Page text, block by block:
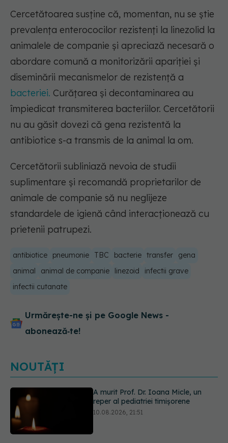
Cercetătoarea susține că, momentan, nu se știe
prevalența enterococilor rezistenți la linezolid la
animalele de companie și apreciază necesară o
abordare comună a monitorizării apariției și
diseminării mecanismelor de rezistență a
bacteriei. Curățarea și decontaminarea au
împiedicat transmiterea bacteriilor. Cercetătorii
nu au găsit dovezi că gena rezistentă la
antibiotice s-a transmis de la animal la om.
Cercetătorii subliniază nevoia de studii
suplimentare și recomandă proprietarilor de
animale de companie să nu neglijeze
standardele de igienă când interacționează cu
prietenii patrupezi.
antibiotice pneumonie TBC bacterie transfer
gena
animal
animal de companie linezoid
infectii grave
infectii cutanate
Urmărește-ne și pe Google News -
abonează‑te!
NOUTĂȚI
Doliu în medicina românească. A
murit medicul Doru Valentin Vasilie,